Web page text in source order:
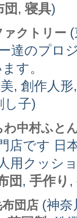
団 ,寝具)
ァクトリー
達のプロ
す。
, 創作人
し子)
わ中村ふと
店です 日
用クッシ
団 , 手作り ,
団店 (神奈